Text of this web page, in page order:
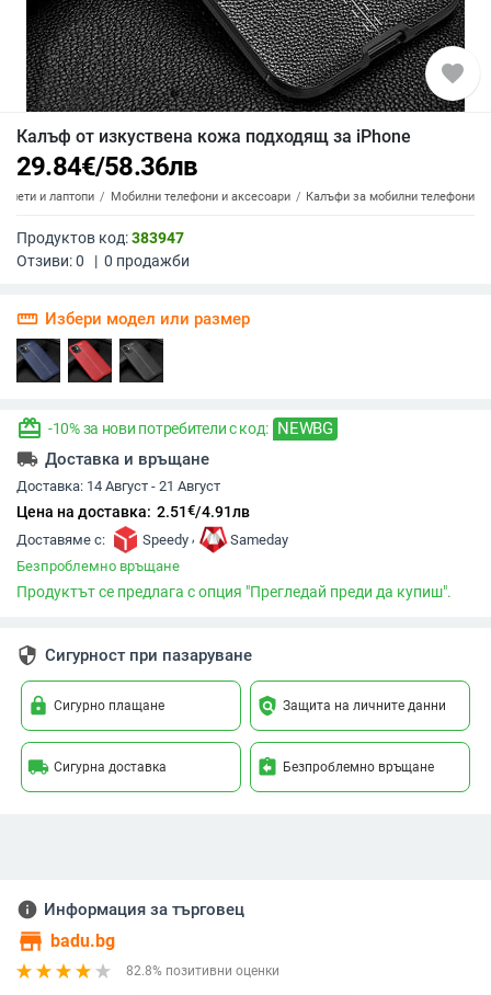
favorite
Калъф от изкуствена кожа подходящ за iPhone
29.84€/58.36лв
и лаптопи Мобилни телефони и аксесоари Калъфи за мобилни телефони
Продуктов код:383947
Отзиви:0 | 0 продажби
straighten Избери модел или размер
redeem -10% за нови потребители с код: NEWBG
local_shipping Доставка и връщане
Доставка: 14 Август - 21 Август
Цена на доставка: 2.51€/4.91лв
Доставяме с: Speedy ,
Sameday
Безпроблемно връщане
Продуктът се предлага с опция "Прегледай преди да купиш".
security Сигурност при пазаруване
lock Сигурно плащане policy Защита на личните данни
local_shipping Сигурна доставка assignment_return Безпроблемно връщане
info Информация за търговец
store badu.bg
82.8% позитивни оценки